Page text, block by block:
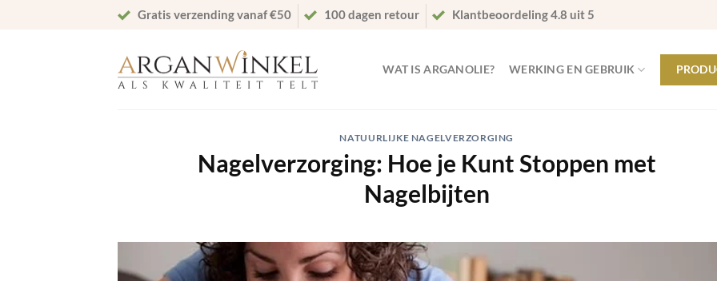
Gratis verzending vanaf €50 100 dagen retour Klantbeoordeling 4.8 uit 5
WAT IS ARGANOLIE? WERKING EN GEBRUIK
NATUURLIJKE NAGELVERZORGING
Nagelverzorging: Hoe je Kunt Stoppen met
Nagelbijten